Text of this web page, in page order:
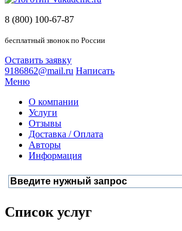
8 (800) 100-67-87
бесплатный звонок по России
Оставить заявку
9186862@mail.ru Написать
Меню
О компании
Услуги
Отзывы
Доставка / Оплата
Авторы
Информация
Список услуг